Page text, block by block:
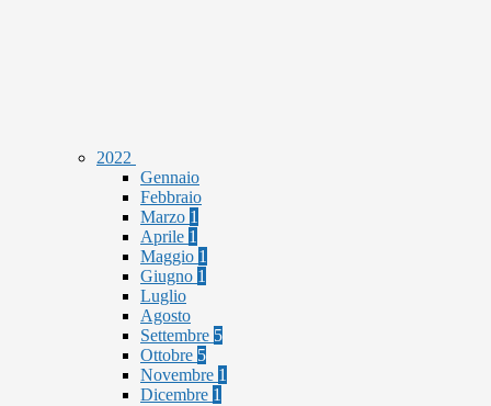
2022
Gennaio
Febbraio
Marzo 1
Aprile 1
Maggio 1
Giugno 1
Luglio
Agosto
Settembre 5
Ottobre 5
Novembre 1
Dicembre 1